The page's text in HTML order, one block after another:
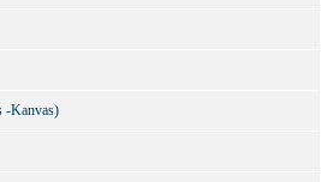
-Kanvas)